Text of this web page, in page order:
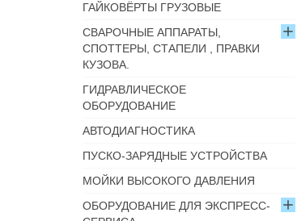
ГАЙКОВЁРТЫ ГРУЗОВЫЕ
СВАРОЧНЫЕ АППАРАТЫ,
СПОТТЕРЫ, СТАПЕЛИ , ПРАВКИ
КУЗОВА.
ГИДРАВЛИЧЕСКОЕ
ОБОРУДОВАНИЕ
АВТОДИАГНОСТИКА
ПУСКО-ЗАРЯДНЫЕ УСТРОЙСТВА
МОЙКИ ВЫСОКОГО ДАВЛЕНИЯ
ОБОРУДОВАНИЕ ДЛЯ ЭКСПРЕСС-